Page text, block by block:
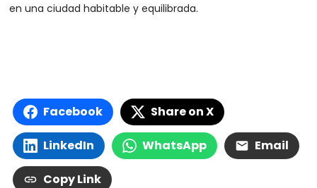
en una ciudad habitable y equilibrada.
Facebook Share on X
LinkedIn WhatsApp Email
Copy Link